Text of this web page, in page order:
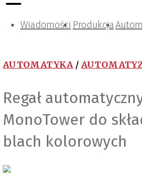
Wiadomości Produkcja
Projektowanie i konstrukcje
Zarządzanie i IT
Tematy specjalne
AUTOMATYKA /
Regał
MonoTower do
blach kolorowych